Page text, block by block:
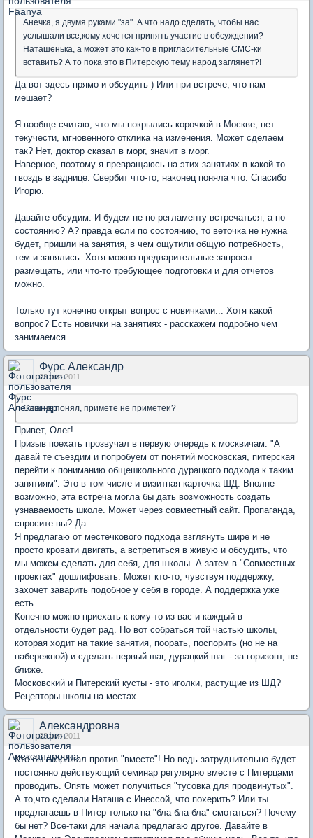
Анечка, я двумя руками "за". А что надо сделать, чтобы нас
услышали все,кому хочется принять участие в обсуждении?
Наташенька, а может это как-то в пригласительные СМС-ки
вставить? А то пока это в Питерскую тему народ заглянет?!
Да вот здесь прямо и обсудить ) Или при встрече, что нам
мешает?
Я вообще считаю, что мы покрылись корочкой в Москве, нет
текучести, мгновенного отклика на изменения. Может сделаем
так? Нет, доктор сказал в морг, значит в морг.
Наверное, поэтому я превращаюсь на этих занятиях в какой-то
гвоздь в заднице. Свербит что-то, наконец поняла что. Спасибо
Игорю.
Давайте обсудим. И будем не по регламенту встречаться, а по
состоянию? А? правда если по состоянию, то веточка не нужна
будет, пришли на занятия, в чем ощутили общую потребность,
тем и занялись. Хотя можно предварительные запросы
размещать, или что-то требующее подготовки и для отчетов
можно.
Только тут конечно открыт вопрос с новичками... Хотя какой
вопрос? Есть новички на занятиях - расскажем подробно чем
занимаемся.
Фурс Александр
23 ноя 2011
Саш не понял, примете не приметеи?
Привет, Олег!
Призыв поехать прозвучал в первую очередь к москвичам. "А
давай те съездим и попробуем от понятий московская, питерская
перейти к пониманию общешкольного дурацкого подхода к таким
занятиям". Это в том числе и визитная карточка ШД. Вполне
возможно, эта встреча могла бы дать возможность создать
узнаваемость школе. Может через совместный сайт. Пропаганда,
спросите вы? Да.
Я предлагаю от местечкового подхода взглянуть шире и не
просто кровати двигать, а встретиться в живую и обсудить, что
мы можем сделать для себя, для школы. А затем в "Совместных
проектах" дошлифовать. Может кто-то, чувствуя поддержку,
захочет заварить подобное у себя в городе. А поддержка уже
есть.
Конечно можно приехать к кому-то из вас и каждый в
отдельности будет рад. Но вот собраться той частью школы,
которая ходит на такие занятия, поорать, поспорить (но не на
набережной) и сделать первый шаг, дурацкий шаг - за горизонт, не
ближе.
Московский и Питерский кусты - это иголки, растущие из ШД?
Рецепторы школы на местах.
Александровна
23 ноя 2011
Кто бы возражал против "вместе"! Но ведь затруднительно будет
постоянно действующий семинар регулярно вместе с Питерцами
проводить. Опять может получиться "тусовка для продвинутых".
А то,что сделали Наташа с Инессой, что похерить? Или ты
предлагаешь в Питер только на "бла-бла-бла" смотаться? Почему
бы нет? Все-таки для начала предлагаю другое. Давайте в